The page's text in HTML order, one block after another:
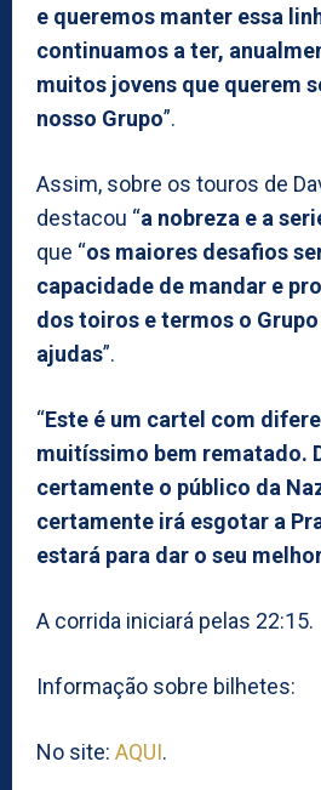
e queremos manter essa
continuamos a ter,
muitos jovens que querem
nosso Grupo”.
Assim, sobre os touros de
destacou “a nobreza e a
que “os maiores desafios
capacidade de mandar e
dos toiros e termos o
ajudas”.
“Este é um cartel com
muitíssimo bem rematado.
certamente o público da
certamente irá esgotar a
estará para dar o seu
A corrida iniciará pelas 22:15.
Informação sobre bilhetes:
No site: AQUI.